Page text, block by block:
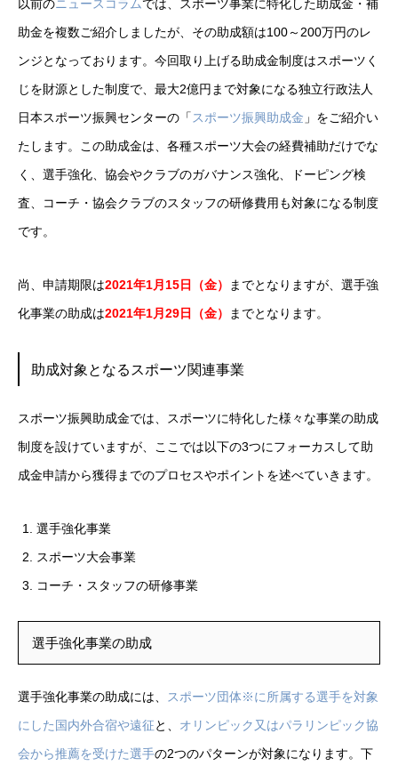
以前のニュースコラムでは、スポーツ事業に特化した助成金・補
助金を複数ご紹介しましたが、その助成額は100～200万円のレ
ンジとなっております。今回取り上げる助成金制度はスポーツく
じを財源とした制度で、最大2億円まで対象になる独立行政法人
日本スポーツ振興センターの「スポーツ振興助成金 」をご紹介い
たします。この助成金は、各種スポーツ大会の経費補助だけでな
く、選手強化、協会やクラブのガバナンス強化、ドーピング検
査、コーチ・協会クラブのスタッフの研修費用も対象になる制度
です。
尚、申請期限は2021年1月15日（金）
までとなりますが、選手強
化事業の助成は2021年1月29日（金） までとなります。
助成対象となるスポーツ関連事業
スポーツ振興助成金では、スポーツに特化した様々な事業の助成
制度を設けていますが、ここでは以下の3つにフォーカスして助
成金申請から獲得までのプロセスやポイントを述べていきます。
選手強化事業
スポーツ大会事業
コーチ・スタッフの研修事業
選手強化事業の助成
選手強化事業の助成には、 スポーツ団体※に所属する選手を対象
にした国内外合宿や遠征と、 オリンピック又はパラリンピック協
会から推薦を受けた選手の2つのパターンが対象になります。下